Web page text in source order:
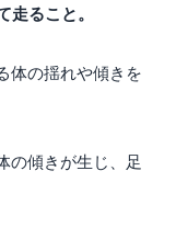
ること。
体の揺れや傾きを
の傾きが生じ、足